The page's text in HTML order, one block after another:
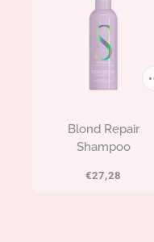
Blond Repair
Shampoo
€27,28